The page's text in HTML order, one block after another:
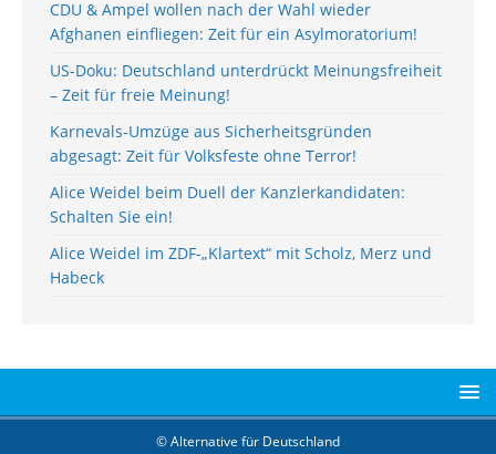
CDU & Ampel wollen nach der Wahl wieder
Afghanen einfliegen: Zeit für ein Asylmoratorium!
US-Doku: Deutschland unterdrückt Meinungsfreiheit
– Zeit für freie Meinung!
Karnevals-Umzüge aus Sicherheitsgründen
abgesagt: Zeit für Volksfeste ohne Terror!
Alice Weidel beim Duell der Kanzlerkandidaten:
Schalten Sie ein!
Alice Weidel im ZDF-„Klartext“ mit Scholz, Merz und
Habeck
© Alternative für Deutschland